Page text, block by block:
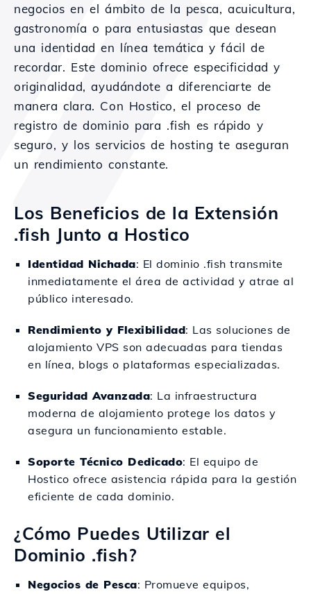
negocios en el ámbito de la pesca, acuicultura,
gastronomía o para entusiastas que desean
una identidad en línea temática y fácil de
recordar. Este dominio ofrece especificidad y
originalidad, ayudándote a diferenciarte de
manera clara. Con Hostico, el proceso de
registro de dominio para .fish es rápido y
seguro, y los servicios de hosting te aseguran
un rendimiento constante.
Los Beneficios de la Extensión
.fish Junto a Hostico
Identidad Nichada: El dominio .fish transmite
inmediatamente el área de actividad y atrae al
público interesado.
Rendimiento y Flexibilidad: Las soluciones de
alojamiento VPS son adecuadas para tiendas
en línea, blogs o plataformas especializadas.
Seguridad Avanzada: La infraestructura
moderna de alojamiento protege los datos y
asegura un funcionamiento estable.
Soporte Técnico Dedicado: El equipo de
Hostico ofrece asistencia rápida para la gestión
eficiente de cada dominio.
¿Cómo Puedes Utilizar el
Dominio .fish?
Negocios de Pesca: Promueve equipos,